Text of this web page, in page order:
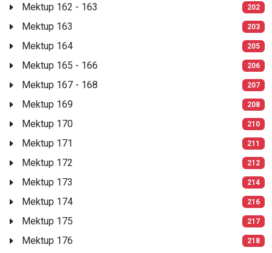
Mektup 162 - 163 202
Mektup 163 203
Mektup 164 205
Mektup 165 - 166 206
Mektup 167 - 168 207
Mektup 169 208
Mektup 170 210
Mektup 171 211
Mektup 172 212
Mektup 173 214
Mektup 174 216
Mektup 175 217
Mektup 176 218